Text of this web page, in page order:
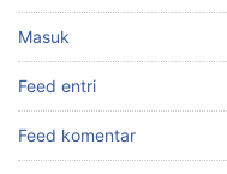
Masuk
Feed entri
Feed komentar